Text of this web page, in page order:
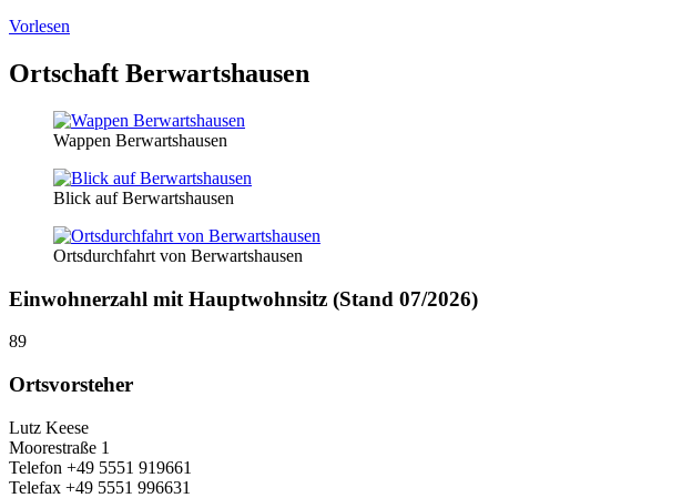
Vorlesen
Ortschaft Berwartshausen
Wappen Berwartshausen
Blick auf Berwartshausen
Ortsdurchfahrt von Berwartshausen
Einwohnerzahl mit Hauptwohnsitz (Stand 07/2026)
89
Ortsvorsteher
Lutz Keese
Moorestraße 1
Telefon +49 5551 919661
Telefax +49 5551 996631